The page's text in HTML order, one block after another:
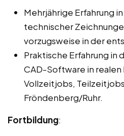
Mehrjährige Erfahrung
technischer
vorzugsweise in der
Praktische Erfahrung in
CAD-Software in
Vollzeitjobs,
Fröndenberg/Ruhr.
Fortbildung: